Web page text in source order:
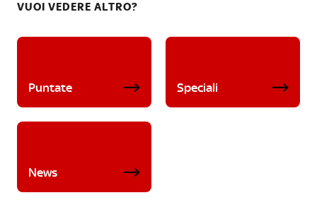
VUOI VEDERE ALTRO?
Puntate Speciali
News